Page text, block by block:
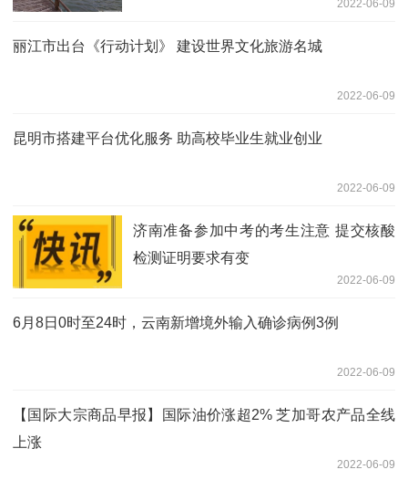
2022-06-09
丽江市出台《行动计划》 建设世界文化旅游名城
2022-06-09
昆明市搭建平台优化服务 助高校毕业生就业创业
2022-06-09
济南准备参加中考的考生注意 提交核酸
检测证明要求有变
2022-06-09
6月8日0时至24时，云南新增境外输入确诊病例3例
2022-06-09
【国际大宗商品早报】国际油价涨超2% 芝加哥农产品全线
上涨
2022-06-09